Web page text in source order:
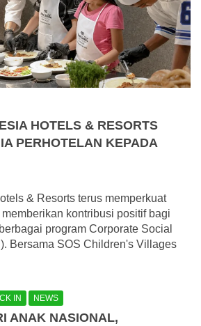
HOTELS & RESORTS
PERHOTELAN KEPADA
& Resorts terus memperkuat
kontribusi positif bagi
program Corporate Social
Bersama SOS Children's Villages
IN NEWS
ANAK NASIONAL,